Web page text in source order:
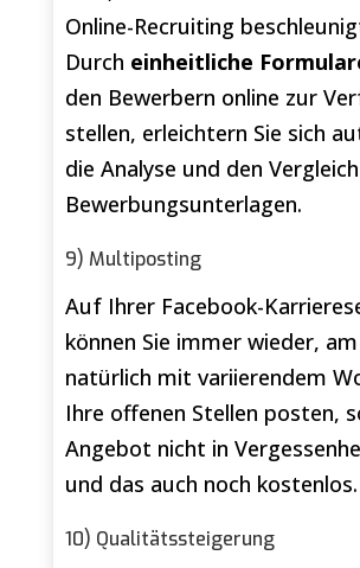
Online-Recruiting
Durch einheitliche
den Bewerbern online zur
stellen, erleichtern Sie sich
die Analyse und den
Bewerbungsunterlagen.
9) Multiposting
Auf Ihrer Facebook-
können Sie immer wieder,
natürlich mit variierendem
Ihre offenen Stellen posten,
Angebot nicht in
und das auch noch kostenlos.
10) Qualitätssteigerung